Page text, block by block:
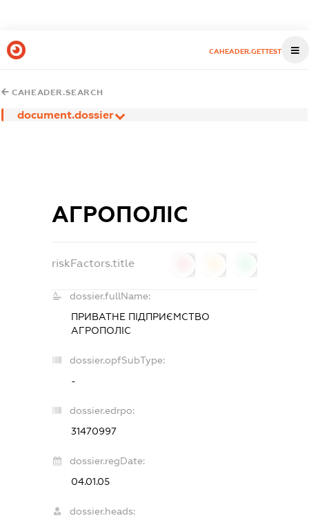
CAHEADER.GETTEST
CAHEADER.SEARCH
document.dossier
АГРОПОЛІС
riskFactors.title
dossier.fullName:
ПРИВАТНЕ ПІДПРИЄМСТВО
АГРОПОЛІС
dossier.opfSubType:
-
dossier.edrpo:
31470997
dossier.regDate:
04.01.05
dossier.heads: